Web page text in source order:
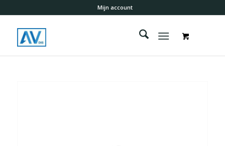
Mijn account